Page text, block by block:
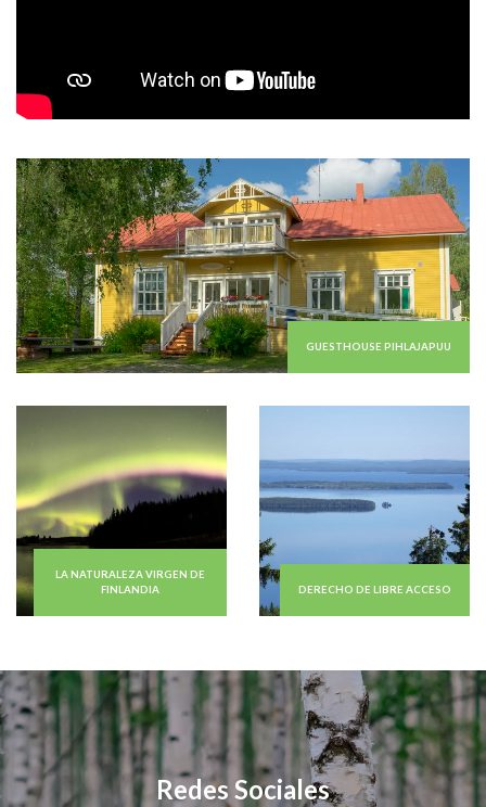
GUESTHOUSE PIHLAJAPUU
LA NATURALEZA VIRGEN DE
FINLANDIA
DERECHO DE LIBRE ACCESO
Redes Sociales